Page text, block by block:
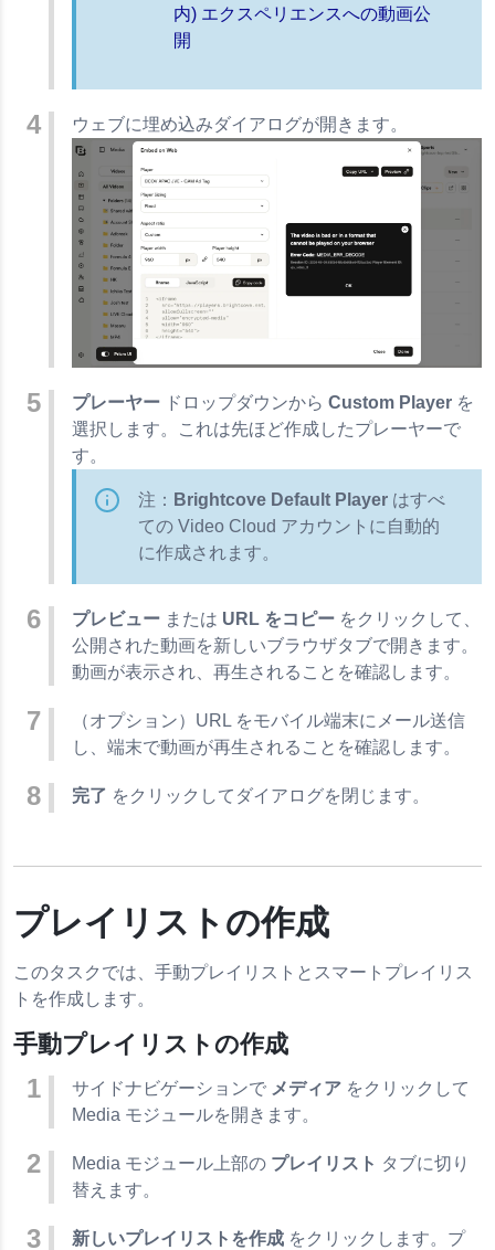
内) エクスペリエンスへの動画公
開
ウェブに埋め込みダイアログが開きます。
プレーヤー ドロップダウンから Custom Player を
選択します。これは先ほど作成したプレーヤーで
す。
注： Brightcove Default Player はすべ
ての Video Cloud アカウントに自動的
に作成されます。
プレビュー または URL をコピー をクリックして、
公開された動画を新しいブラウザタブで開きます。
動画が表示され、再生されることを確認します。
（オプション）URL をモバイル端末にメール送信
し、端末で動画が再生されることを確認します。
完了 をクリックしてダイアログを閉じます。
プレイリストの作成
このタスクでは、手動プレイリストとスマートプレイリス
トを作成します。
手動プレイリストの作成
サイドナビゲーションで メディア をクリックして
Media モジュールを開きます。
Media モジュール上部の プレイリスト タブに切り
替えます。
新しいプレイリストを作成 をクリックします。プ